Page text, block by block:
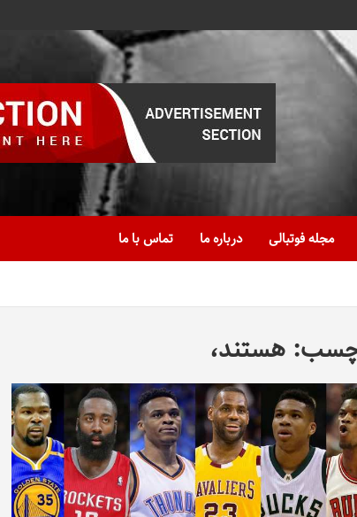
مجله فوتبالی درباره ما تماس با ما
هستند،